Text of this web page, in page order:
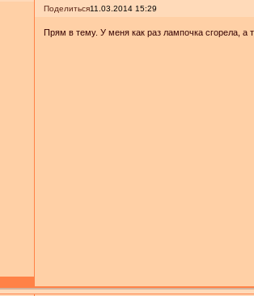
Поделиться11.03.2014 15:29
Прям в тему. У меня как раз лампочка сгорела, а